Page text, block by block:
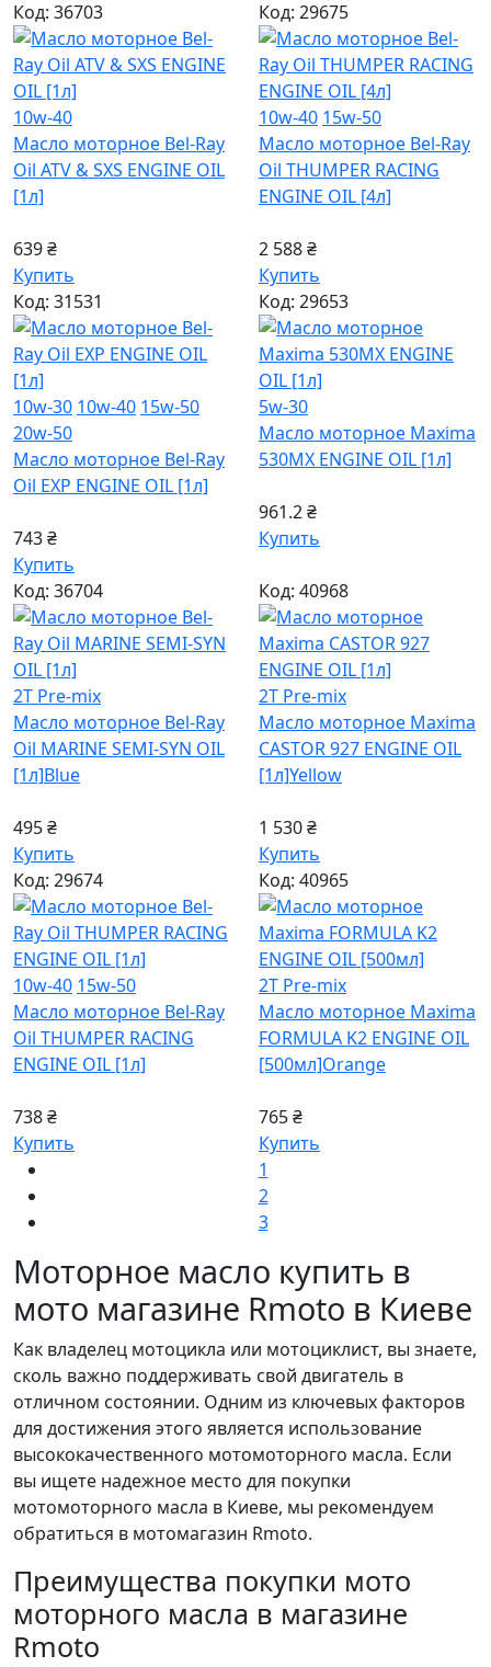
Моторное масло купить в
мото магазине Rmoto в Киеве
Как владелец мотоцикла или мотоциклист, вы знаете,
сколь важно поддерживать свой двигатель в
отличном состоянии. Одним из ключевых факторов
для достижения этого является использование
высококачественного мотомоторного масла. Если
вы ищете надежное место для покупки
мотомоторного масла в Киеве, мы рекомендуем
обратиться в мотомагазин Rmoto.
Преимущества покупки мото
моторного масла в магазине
Rmoto
Код: 36703
10w-40
Масло моторное Bel-Ray
Oil ATV & SXS ENGINE OIL
[1л]
639 ₴
Купить
Код: 29675
10w-40 15w-50
Масло моторное Bel-Ray
Oil THUMPER RACING
ENGINE OIL [4л]
2 588 ₴
Купить
Код: 31531
10w-30 10w-40 15w-50
20w-50
Масло моторное Bel-Ray
Oil EXP ENGINE OIL [1л]
743 ₴
Купить
Код: 29653
5w-30
Масло моторное Maxima
530MX ENGINE OIL [1л]
961.2 ₴
Купить
Код: 36704
2T Pre-mix
Масло моторное Bel-Ray
Oil MARINE SEMI-SYN OIL
[1л]Blue
495 ₴
Купить
Код: 40968
2T Pre-mix
Масло моторное Maxima
CASTOR 927 ENGINE OIL
[1л]Yellow
1 530 ₴
Купить
Код: 29674
10w-40 15w-50
Масло моторное Bel-Ray
Oil THUMPER RACING
ENGINE OIL [1л]
738 ₴
Купить
Код: 40965
2T Pre-mix
Масло моторное Maxima
FORMULA K2 ENGINE OIL
[500мл]Orange
765 ₴
Купить
1
2
3